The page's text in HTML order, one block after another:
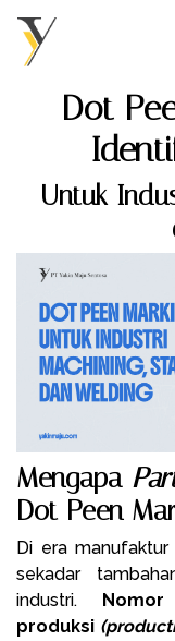
Dot
Untuk
Mengapa
Dot Peen
Di era
sekadar
industri.
produksi